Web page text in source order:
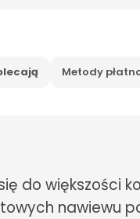
Metody
do większości
nawiewu